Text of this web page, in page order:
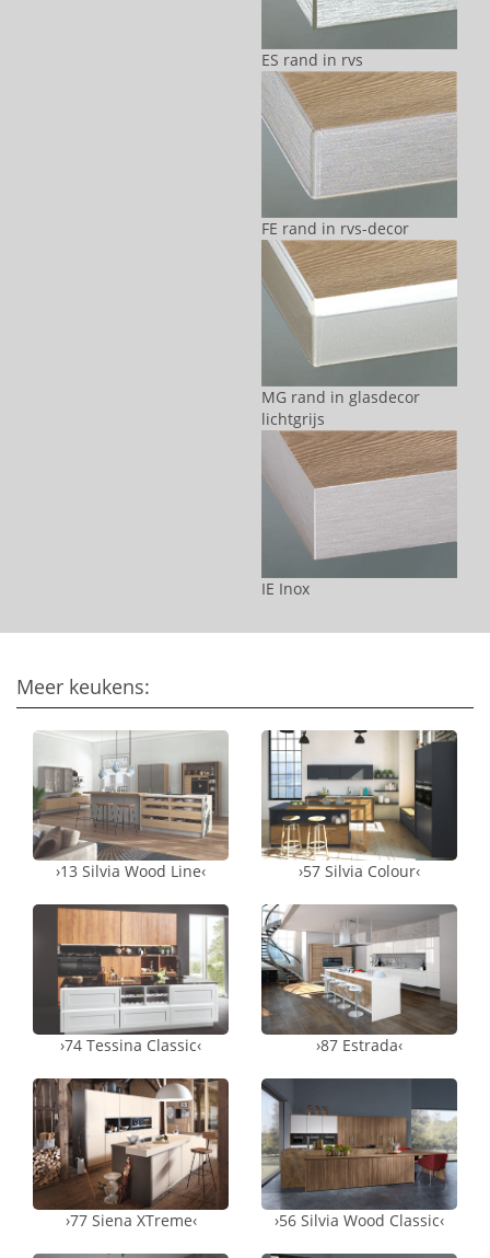
ES rand in rvs
FE rand in rvs-decor
MG rand in glasdecor
lichtgrijs
IE Inox
Meer keukens:
›13 Silvia Wood Line‹ ›57 Silvia Colour‹
›74 Tessina Classic‹ ›87 Estrada‹
›77 Siena XTreme‹ ›56 Silvia Wood Classic‹